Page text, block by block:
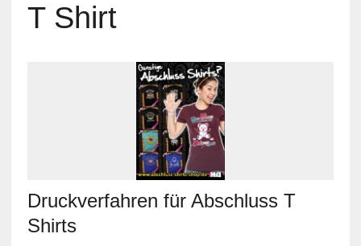
T Shirt
Druckverfahren für Abschluss T
Shirts